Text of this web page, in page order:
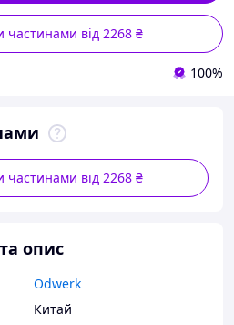
частинами від 2268 ₴
100%
частинами від 2268 ₴
опис
Odwerk
Китай